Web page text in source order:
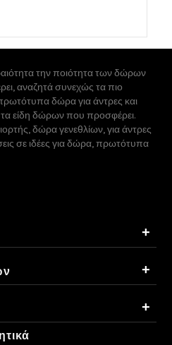
την ποιότητα των δώρων
αναζητά συνεχώς τα πιο
δώρα για άντρες και
τα είδη δώρων που προσφέρει.
δώρα γενεθλίων, για άντρες
σε ιδέες για δώρα, πρωτότυπα
+
+
+